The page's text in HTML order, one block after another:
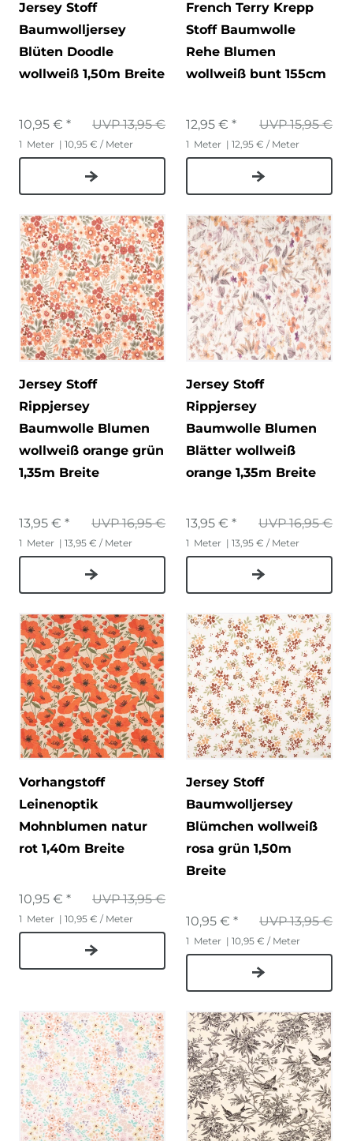
Jersey Stoff
Baumwolljersey
Blüten Doodle
wollweiß 1,50m Breite
UVP 13,95 €
10,95 € *
1 Meter | 10,95 € / Meter
French Terry Krepp
Stoff Baumwolle
Rehe Blumen
wollweiß bunt 155cm
UVP 15,95 €
12,95 € *
1 Meter | 12,95 € / Meter
Jersey Stoff
Rippjersey
Baumwolle Blumen
wollweiß orange grün
1,35m Breite
UVP 16,95 €
13,95 € *
1 Meter | 13,95 € / Meter
Jersey Stoff
Rippjersey
Baumwolle Blumen
Blätter wollweiß
orange 1,35m Breite
UVP 16,95 €
13,95 € *
1 Meter | 13,95 € / Meter
Vorhangstoff
Leinenoptik
Mohnblumen natur
rot 1,40m Breite
UVP 13,95 €
10,95 € *
1 Meter | 10,95 € / Meter
Jersey Stoff
Baumwolljersey
Blümchen wollweiß
rosa grün 1,50m
Breite
UVP 13,95 €
10,95 € *
1 Meter | 10,95 € / Meter